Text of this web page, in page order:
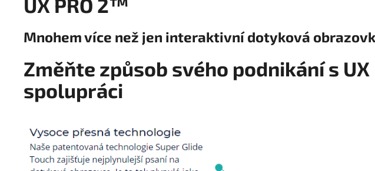
UX PRO 2™
Mnohem více než jen interaktivní dotyková
Změňte způsob svého podnikání s
spolupráci